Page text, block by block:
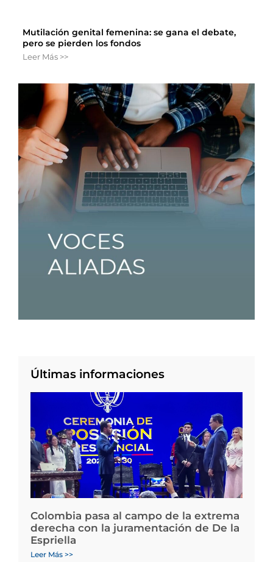
Mutilación genital femenina: se gana el debate,
pero se pierden los fondos
Leer Más >>
Últimas informaciones
Colombia pasa al campo de la extrema
derecha con la juramentación de De la
Espriella
Leer Más >>